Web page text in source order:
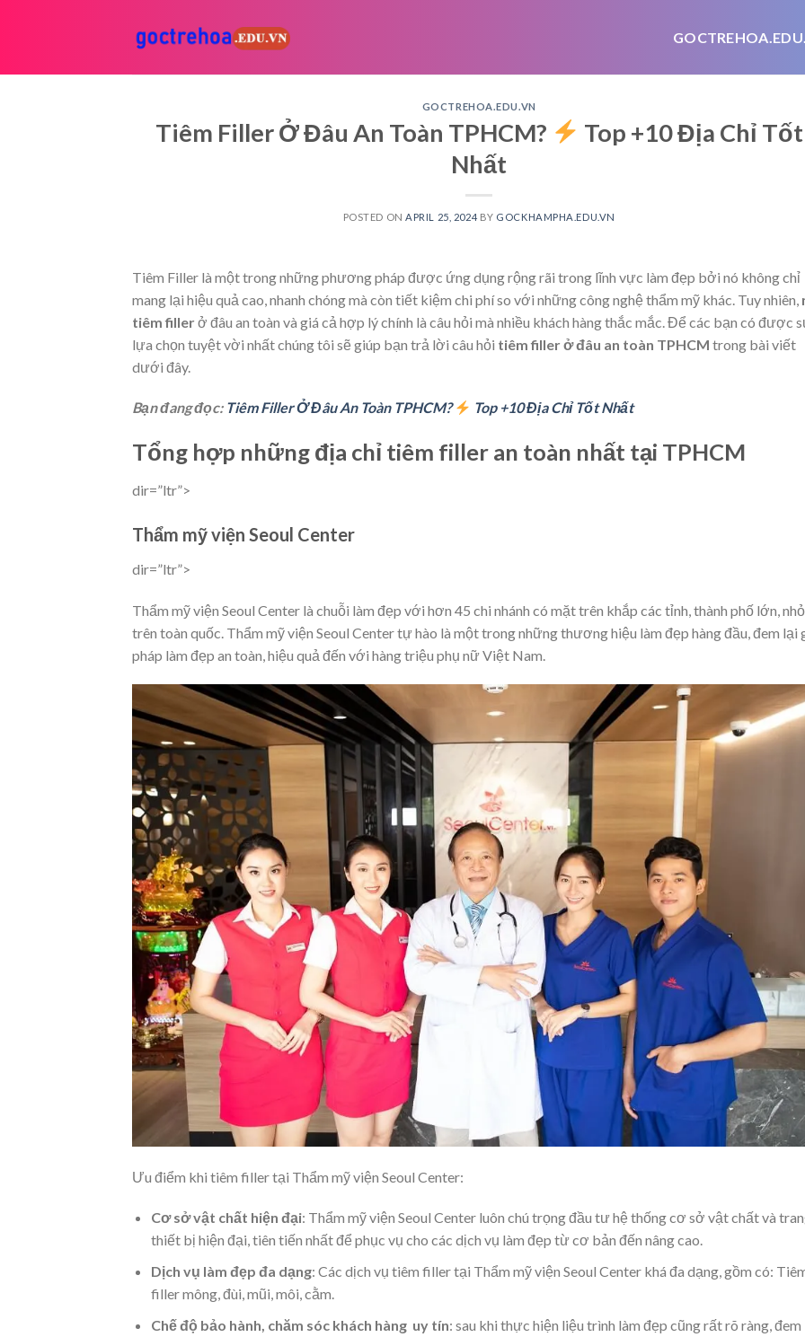
GOCTREHOA.EDU.VN
Tiêm Filler Ở Đâu An Toàn TPHCM?
Top +10 Địa Chỉ Tốt
Nhất
POSTED ON APRIL 25, 2024 BY GOCKHAMPHA.EDU.VN
Tiêm Filler là một trong những phương pháp được ứng dụng rộng rãi trong lĩnh vực làm đẹp bởi nó không chỉ
mang lại hiệu quả cao, nhanh chóng mà còn tiết kiệm chi phí so với những công nghệ thẩm mỹ khác. Tuy nhiên,
tiêm fillerở đâu an toàn và giá cả hợp lý chính là câu hỏi mà nhiều khách hàng thắc mắc. Để các bạn có được
lựa chọn tuyệt vời nhất chúng tôi sẽ giúp bạn trả lời câu hỏi tiêm filler ở đâu an toàn TPHCM trong bài viết
dưới đây.
Bạn đang đọc: Tiêm Filler Ở Đâu An Toàn TPHCM? Top +10 Địa Chỉ Tốt Nhất
Tổng hợp những địa chỉ tiêm filler an toàn nhất tại TPHCM
dir=”ltr”>
Thẩm mỹ viện Seoul Center
dir=”ltr”>
Thẩm mỹ viện Seoul Center là chuỗi làm đẹp với hơn 45 chi nhánh có mặt trên khắp các tỉnh, thành phố lớn, nhỏ
trên toàn quốc. Thẩm mỹ viện Seoul Center tự hào là một trong những thương hiệu làm đẹp hàng đầu, đem lại
pháp làm đẹp an toàn, hiệu quả đến với hàng triệu phụ nữ Việt Nam.
Ưu điểm khi tiêm filler tại Thẩm mỹ viện Seoul Center:
Cơ sở vật chất hiện đại: Thẩm mỹ viện Seoul Center luôn chú trọng đầu tư hệ thống cơ sở vật chất và
thiết bị hiện đại, tiên tiến nhất để phục vụ cho các dịch vụ làm đẹp từ cơ bản đến nâng cao.
Dịch vụ làm đẹp đa dạng: Các dịch vụ tiêm filler tại Thẩm mỹ viện Seoul Center khá đa dạng, gồm có:
filler mông, đùi, mũi, môi, cằm.
Chế độ bảo hành, chăm sóc khách hàng uy tín: sau khi thực hiện liệu trình làm đẹp cũng rất rõ ràng, đem